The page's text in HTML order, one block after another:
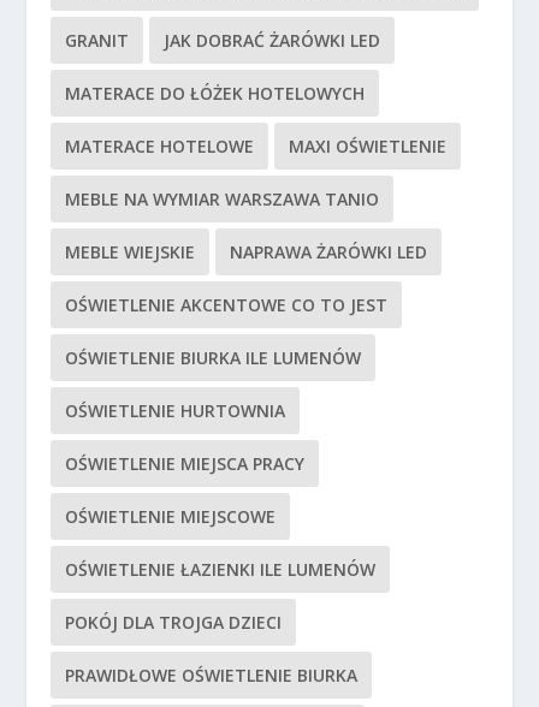
GRANIT JAK DOBRAĆ ŻARÓWKI LED
MATERACE DO ŁÓŻEK HOTELOWYCH
MATERACE HOTELOWE MAXI OŚWIETLENIE
MEBLE NA WYMIAR WARSZAWA TANIO
MEBLE WIEJSKIE NAPRAWA ŻARÓWKI LED
OŚWIETLENIE AKCENTOWE CO TO JEST
OŚWIETLENIE BIURKA ILE LUMENÓW
OŚWIETLENIE HURTOWNIA
OŚWIETLENIE MIEJSCA PRACY
OŚWIETLENIE MIEJSCOWE
OŚWIETLENIE ŁAZIENKI ILE LUMENÓW
POKÓJ DLA TROJGA DZIECI
PRAWIDŁOWE OŚWIETLENIE BIURKA